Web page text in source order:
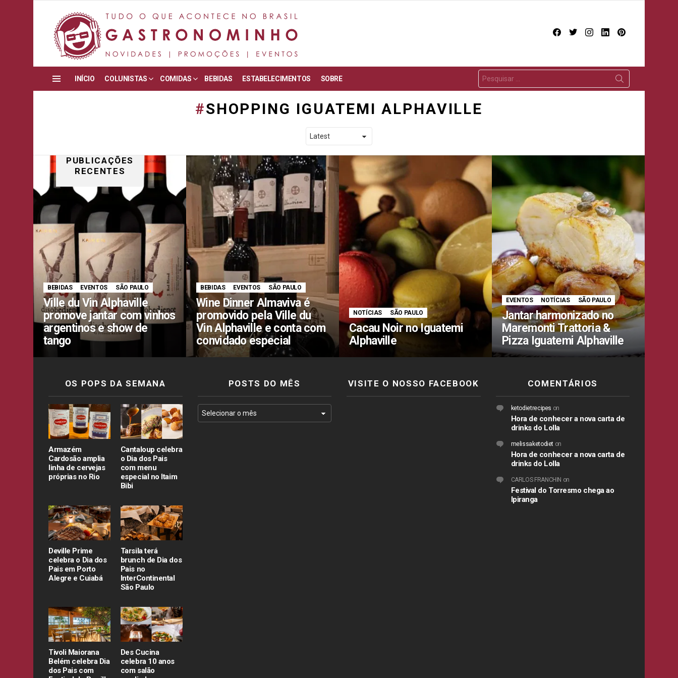
facebooktwitterinstagram
linkedin
INÍCIO COLUNISTAS COMIDAS BEBIDAS ESTABELECIMENTOS SOBRE
SHOPPING IGUATEMI ALPHAVILLE
PUBLICAÇÕES
RECENTES
BEBIDAS EVENTOS SÃO PAULO
Ville du Vin Alphaville
promove jantar com vinhos
argentinos e show de
tango
BEBIDAS EVENTOS SÃO PAULO
Wine Dinner Almaviva é
promovido pela Ville du
Vin Alphaville e conta com
convidado especial
NOTÍCIAS SÃO PAULO
Cacau Noir no Iguatemi
Alphaville
EVENTOS NOTÍCIAS SÃO PAULO
Jantar harmonizado no
Maremonti Trattoria &
Pizza Iguatemi Alphaville
OS POPS DA SEMANA
Armazém
Cardosão amplia
linha de cervejas
próprias no Rio
Cantaloup celebra
o Dia dos Pais
com menu
especial no Itaim
Bibi
Deville Prime
celebra o Dia dos
Pais em Porto
Alegre e Cuiabá
Tarsila terá
brunch de Dia dos
Pais no
InterContinental
São Paulo
Tivoli Maiorana
Belém celebra Dia
dos Pais com
Des Cucina
celebra 10 anos
com salão
POSTS DO MÊS VISITE O NOSSO FACEBOOK COMENTÁRIOS
ketodietrecipes on
Hora de conhecer a nova carta de
drinks do Lolla
melissaketodiet on
Hora de conhecer a nova carta de
drinks do Lolla
CARLOS FRANCHIN on
Festival do Torresmo chega ao
Ipiranga